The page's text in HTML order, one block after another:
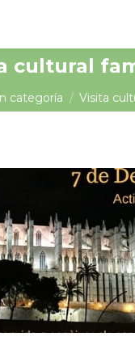
cultural
categoría Visita